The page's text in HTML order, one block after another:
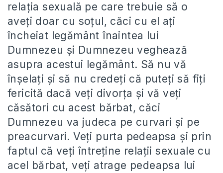
relația sexuală pe care trebuie să o
aveți doar cu soțul, căci cu el ați
încheiat legământ înaintea lui
Dumnezeu și Dumnezeu veghează
asupra acestui legământ. Să nu vă
înșelați și să nu credeți că puteți să fiți
fericită dacă veți divorța și vă veți
căsători cu acest bărbat, căci
Dumnezeu va judeca pe curvari și pe
preacurvari. Veți purta pedeapsa și prin
faptul că veți întreține relații sexuale cu
acel bărbat, veți atrage pedeapsa lui